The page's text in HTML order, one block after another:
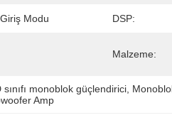
Modu DSP:
Malzeme:
sınıfı monoblok güçlendirici
Amp